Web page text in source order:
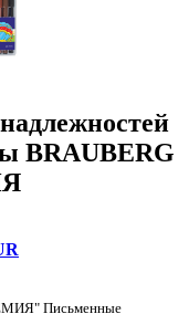
BRAUBERG
Письменные